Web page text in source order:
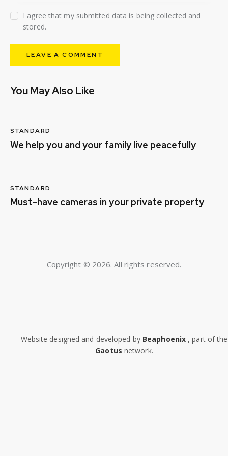
I agree that my submitted data is being collected and
stored.
You May Also Like
STANDARD
We help you and your family live peacefully
STANDARD
Must-have cameras in your private property
Copyright © 2026. All rights reserved.
Website designed and developed by Beaphoenix ,part of the
Gaotus network.